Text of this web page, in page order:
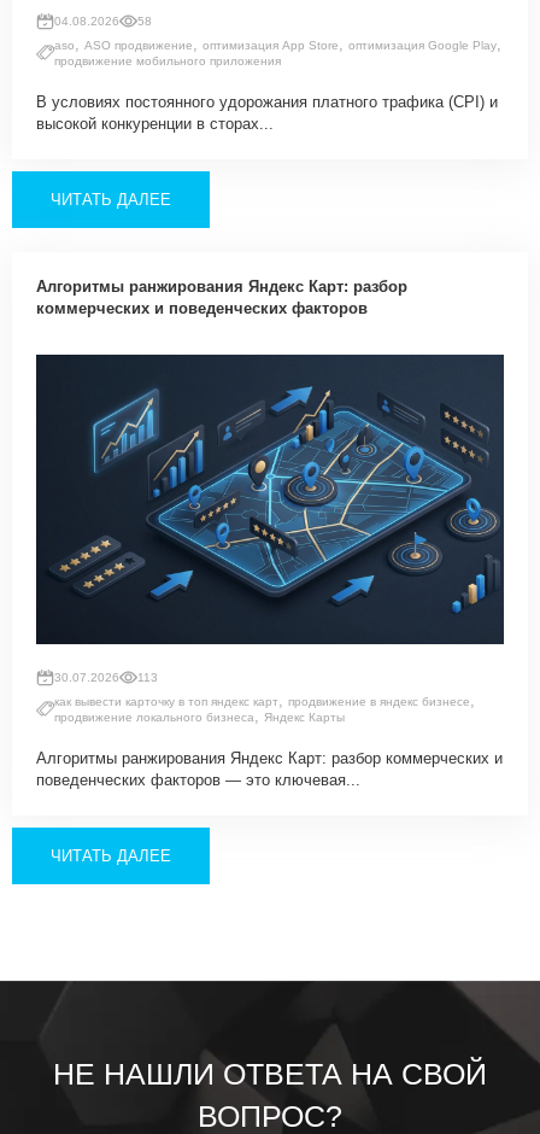
04.08.2026
58
aso, ASO продвижение, оптимизация App Store, оптимизация Google Play,
продвижение мобильного приложения
В условиях постоянного удорожания платного трафика (CPI) и
высокой конкуренции в сторах...
ЧИТАТЬ ДАЛЕЕ
Алгоритмы ранжирования Яндекс Карт: разбор
коммерческих и поведенческих факторов
30.07.2026
113
как вывести карточку в топ яндекс карт, продвижение в яндекс бизнесе,
продвижение локального бизнеса, Яндекс Карты
Алгоритмы ранжирования Яндекс Карт: разбор коммерческих и
поведенческих факторов — это ключевая...
ЧИТАТЬ ДАЛЕЕ
НЕ НАШЛИ ОТВЕТА НА СВОЙ
ВОПРОС?